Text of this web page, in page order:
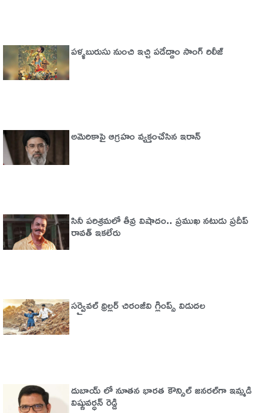
పళ్ళబురుసు నుంచి ఇచ్చి పడేద్దాం సాంగ్ రిలీజ్
అమెరికాపై ఆగ్ర‌హం వ్య‌క్తంచేసిన ఇరాన్
సినీ పరిశ్రమలో తీవ్ర విషాదం.. ప్రముఖ నటుడు ప్రదీప్
రావత్ ఇకలేరు
సర్వైవల్‌ థ్రిల్లర్‌ చిరంజీవి గ్లింప్స్‌ విడుదల
దుబాయ్ లో నూతన భారత కౌన్సిల్ జనరల్‌గా ఇమ్మడి
విష్ణువర్ధన్ రెడ్డి